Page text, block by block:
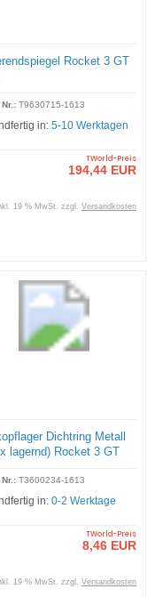
Rocket 3 GT
T9630715-1613
in: 5-10 Werktagen
TWorld-Preis
194,44 EUR
19 % MwSt. zzgl. Versandkosten
Dichtring Metall
lagernd) Rocket 3 GT
T3600234-1613
in: 0-2 Werktage
TWorld-Preis
8,46 EUR
19 % MwSt. zzgl. Versandkosten